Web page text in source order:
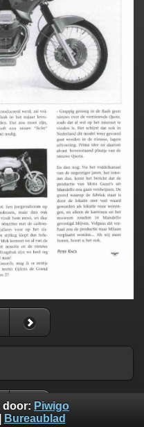
door: Piwigo
Bureaublad